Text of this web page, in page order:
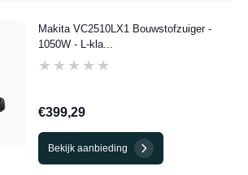
Makita VC2510LX1 Bouwstofzuiger -
1050W - L-kla...
★★★★★
★★★★★
€399,29
Bekijk aanbieding